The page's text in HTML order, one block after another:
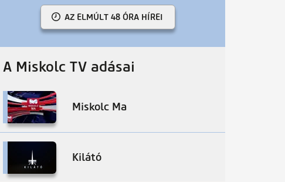
AZ ELMÚLT 48 ÓRA HÍREI
A Miskolc TV adásai
Miskolc Ma
Kilátó